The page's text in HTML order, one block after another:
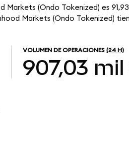
Markets (Ondo Tokenized) es
Markets (Ondo Tokenized)
VOLUMEN DE OPERACIONES (24 H)
907,03 mil